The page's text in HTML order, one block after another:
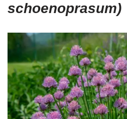
schoenoprasum)